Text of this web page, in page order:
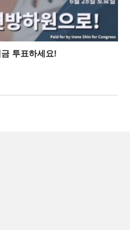
투표하세요!